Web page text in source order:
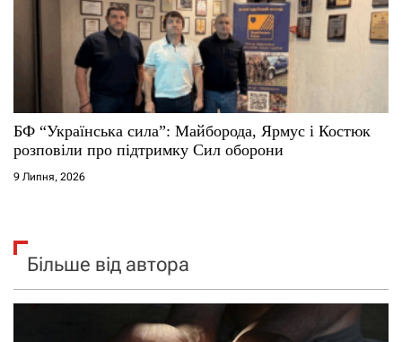
БФ “Українська сила”: Майборода, Ярмус і Костюк
розповіли про підтримку Сил оборони
9 Липня, 2026
Більше від автора